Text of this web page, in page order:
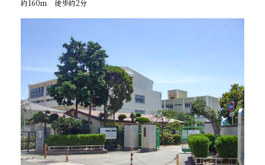
約160ｍ 徒歩約2分